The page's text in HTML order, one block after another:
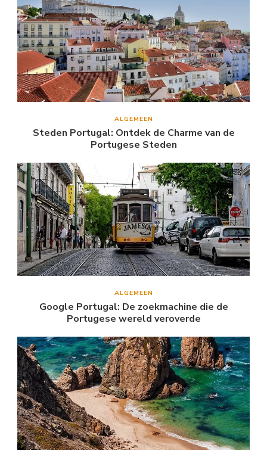
ALGEMEEN
Steden Portugal: Ontdek de Charme van de
Portugese Steden
ALGEMEEN
Google Portugal: De zoekmachine die de
Portugese wereld veroverde